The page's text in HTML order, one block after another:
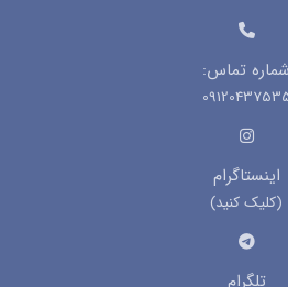
شماره تماس:
اینستاگرام
(کلیک کنید)
تلگرام